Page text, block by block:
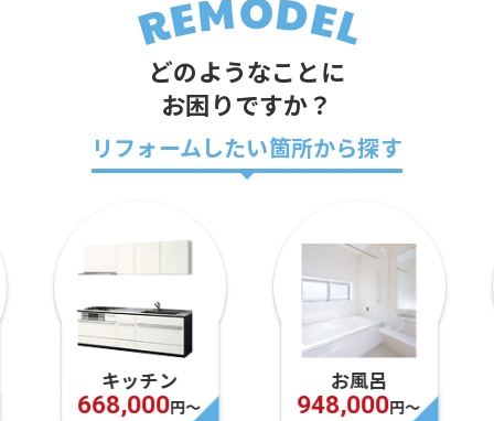
どのようなことに
お困りですか？
リフォームしたい箇所から探す
キッチン
668,000円〜
お風呂
948,000円〜